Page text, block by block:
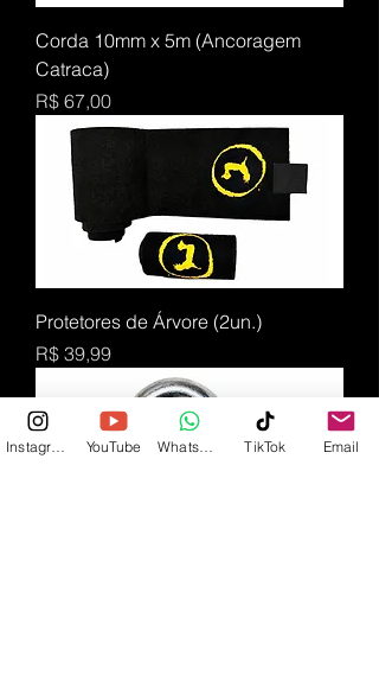
Corda 10mm x 5m (Ancoragem
Catraca)
Preço
R$ 67,00
Protetores de Árvore (2un.)
Preço
R$ 39,99
YouTube TikTok Email